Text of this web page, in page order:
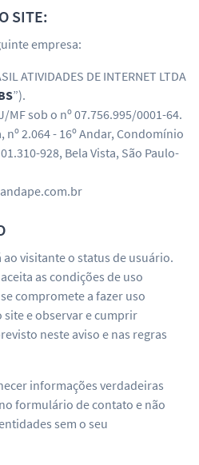
SITE:
empresa:
ATIVIDADES DE INTERNET LTDA
”).
MF sob o nº 07.756.995/0001-64.
nº 2.064 - 16º Andar, Condomínio
928, Bela Vista, São Paulo-
ao visitante o status de usuário.
as condições de uso
compromete a fazer uso
e observar e cumprir
neste aviso e nas regras
informações verdadeiras
formulário de contato e não
sem o seu